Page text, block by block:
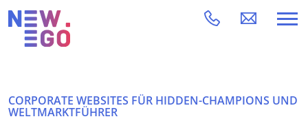
CORPORATE WEBSITES FÜR HIDDEN-CHAMPIONS UND
WELTMARKTFÜHRER